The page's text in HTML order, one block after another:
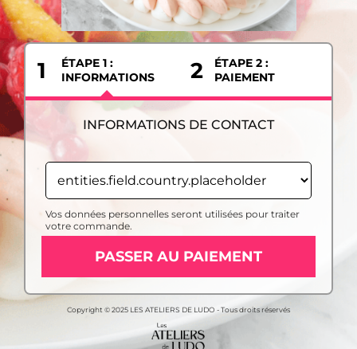
1
ÉTAPE 1 :
INFORMATIONS
2
ÉTAPE 2 :
PAIEMENT
INFORMATIONS DE CONTACT
Vos données personnelles seront utilisées pour traiter
votre commande.
PASSER AU PAIEMENT
Copyright © 2025 LES ATELIERS DE LUDO - Tous droits réservés